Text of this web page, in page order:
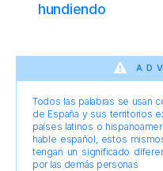
hundiendo
Todos las palabras se usan
de España y sus territorios
países latinos o
hable español, estos
tengan un significado
por las demás personas